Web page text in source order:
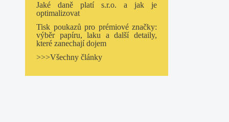
Jaké daně platí s.r.o. a jak je
optimalizovat
Tisk poukazů pro prémiové značky:
výběr papíru, laku a další detaily,
které zanechají dojem
>>>Všechny články